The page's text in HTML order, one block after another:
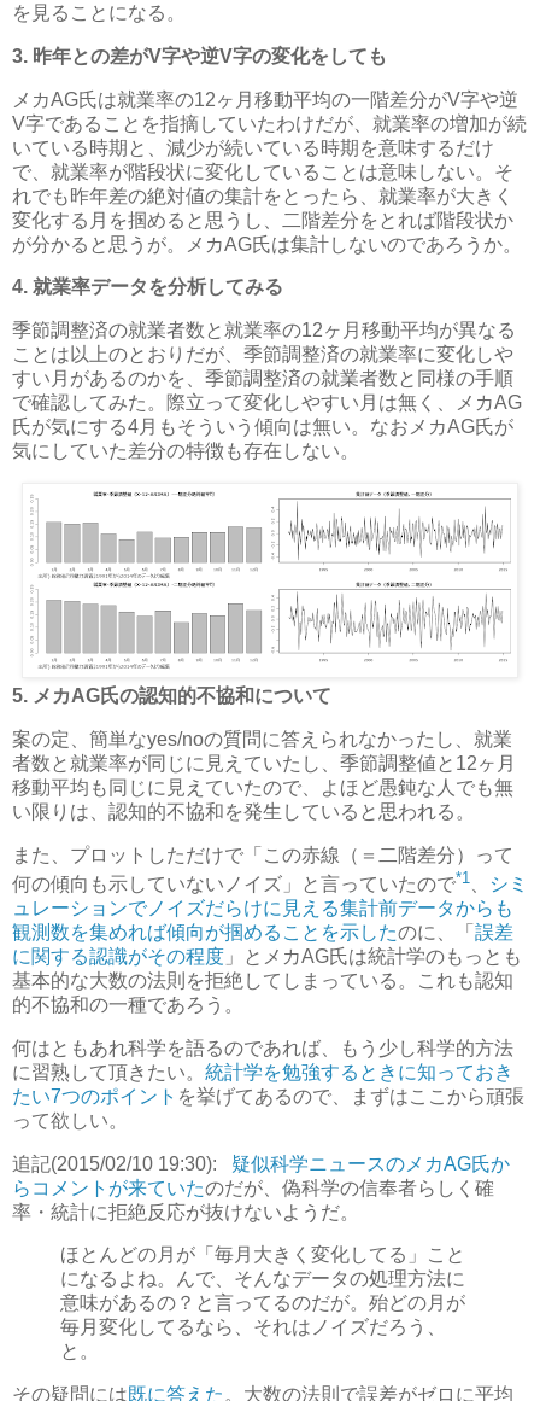
を見ることになる。
3. 昨年との差がV字や逆V字の変化をしても
メカAG氏は就業率の12ヶ月移動平均の一階差分がV字や逆
V字であることを指摘していたわけだが、就業率の増加が続
いている時期と、減少が続いている時期を意味するだけ
で、就業率が階段状に変化していることは意味しない。そ
れでも昨年差の絶対値の集計をとったら、就業率が大きく
変化する月を掴めると思うし、二階差分をとれば階段状か
が分かると思うが。メカAG氏は集計しないのであろうか。
4. 就業率データを分析してみる
季節調整済の就業者数と就業率の12ヶ月移動平均が異なる
ことは以上のとおりだが、季節調整済の就業率に変化しや
すい月があるのかを、季節調整済の就業者数と同様の手順
で確認してみた。際立って変化しやすい月は無く、メカAG
氏が気にする4月もそういう傾向は無い。なお メカAG氏が
気にしていた差分の特徴も存在しない。
5. メカAG氏の認知的不協和について
案の定、簡単なyes/noの質問に答えられなかったし、就業
者数と就業率が同じに見えていたし、季節調整値と12ヶ月
移動平均も同じに見えていたので、よほど愚鈍な人でも無
い限りは、認知的不協和を発生していると思われる。
また、プロットしただけで「この赤線（＝二階差分）って
何の傾向も示していないノイズ」と言っていたので*1
シミ
ュレーションでノイズだらけに見える集計前データからも
観測数を集めれば傾向が掴めることを示したのに、「 誤差
に関する認識がその程度 」とメカAG氏は統計学のもっとも
基本的な大数の法則を拒絶してしまっている。これも認知
的不協和の一種であろう。
何はともあれ科学を語るのであれば、もう少し科学的方法
に習熟して頂きたい。 統計学を勉強するときに知っておき
たい7つのポイント を挙げてあるので、まずはここから頑張
って欲しい。
追記(2015/02/10 19:30):
疑似科学ニュースのメカAG氏か
らコメントが来ていたのだが、偽科学の信奉者らしく確
率・統計に拒絶反応が抜けないようだ。
ほとんどの月が「毎月大きく変化してる」こと
になるよね。んで、そんなデータの処理方法に
意味があるの？と言ってるのだが。殆どの月が
毎月変化してるなら、それはノイズだろう、
と。
その疑問には既に答えた 。大数の法則で誤差がゼロに平均